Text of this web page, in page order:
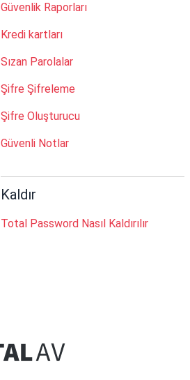
Güvenlik Raporları
Kredi kartları
Sızan Parolalar
Şifre Şifreleme
Şifre Oluşturucu
Güvenli Notlar
Kaldır
Total Password Nasıl Kaldırılır